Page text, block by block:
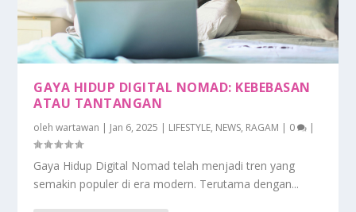
GAYA HIDUP DIGITAL NOMAD: KEBEBASAN
ATAU TANTANGAN
olehwartawan | Jan 6, 2025 | LIFESTYLE, NEWS, RAGAM | 0 |
Gaya Hidup Digital Nomad telah menjadi tren yang
semakin populer di era modern. Terutama dengan...